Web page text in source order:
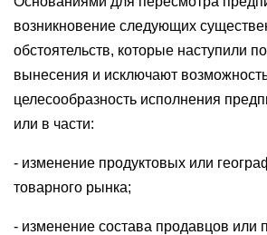
возникновение следующих
обстоятельств, которые наступили
вынесения и исключают
целесообразность исполнения
или в части:
- изменение продуктовых или
товарного рынка;
- изменение состава продавцов или